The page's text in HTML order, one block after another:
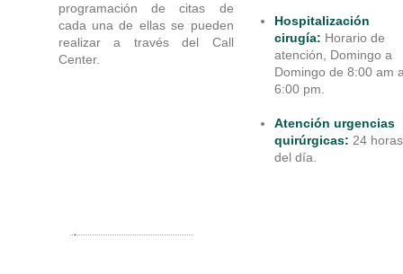
programación de citas de
cada una de ellas se pueden
realizar a través del Call
Center.
Hospitalización
cirugía: Horario de
atención, Domingo a
Domingo de 8:00 am
6:00 pm.
Atención urgencias
quirúrgicas: 24 horas
del día.